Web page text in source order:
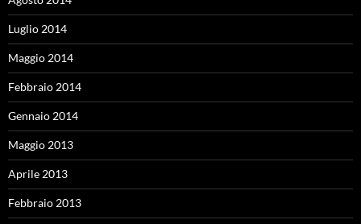
Luglio 2014
Maggio 2014
Febbraio 2014
Gennaio 2014
Maggio 2013
Aprile 2013
Febbraio 2013